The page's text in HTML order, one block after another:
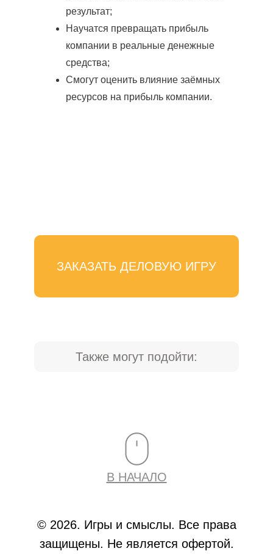
результат;
Научатся превращать прибыль
компании в реальные денежные
средства;
Смогут оценить влияние заёмных
ресурсов на прибыль компании.
ЗАКАЗАТЬ ДЕЛОВУЮ ИГРУ
Также могут подойти:
В НАЧАЛО
© 2026. Игры и смыслы. Все права
защищены. Не является офертой.